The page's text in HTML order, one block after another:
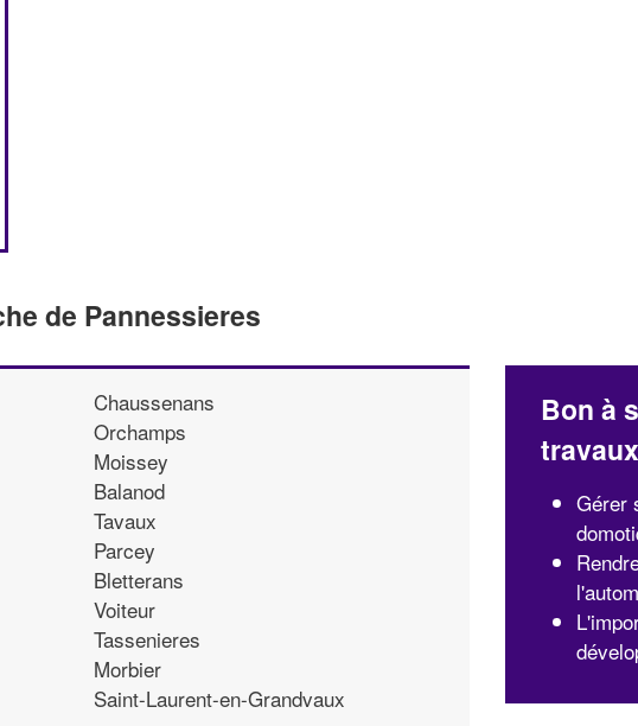
de Pannessieres
Chaussenans
Orchamps
Moissey
Balanod
Tavaux
Parcey
Bletterans
Voiteur
Tassenieres
Morbier
Saint-Laurent-en-Grandvaux
Bon à
travaux
Gérer